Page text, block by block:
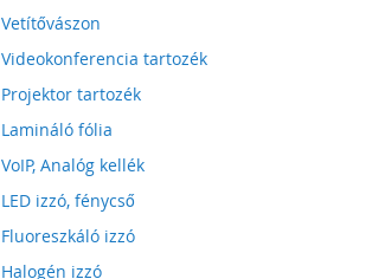
Vetítővászon
Videokonferencia tartozék
Projektor tartozék
Lamináló fólia
VoIP, Analóg kellék
LED izzó, fénycső
Fluoreszkáló izzó
Halogén izzó